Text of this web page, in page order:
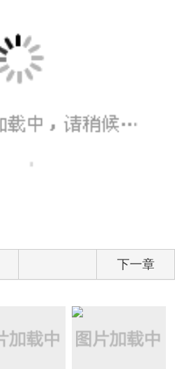
下一章